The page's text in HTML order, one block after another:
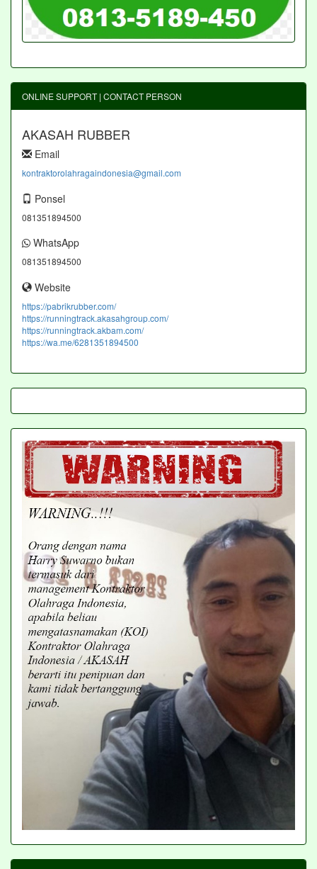
ONLINE SUPPORT | CONTACT PERSON
AKASAH RUBBER
Email
kontraktorolahragaindonesia@gmail.com
Ponsel
081351894500
WhatsApp
081351894500
Website
https://pabrikrubber.com/
https://runningtrack.akasahgroup.com/
https://runningtrack.akbam.com/
https://wa.me/6281351894500